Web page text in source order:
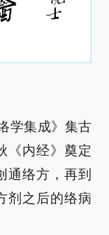
学集成》集古
《内经》奠定
通络方，再到
剂之后的络病